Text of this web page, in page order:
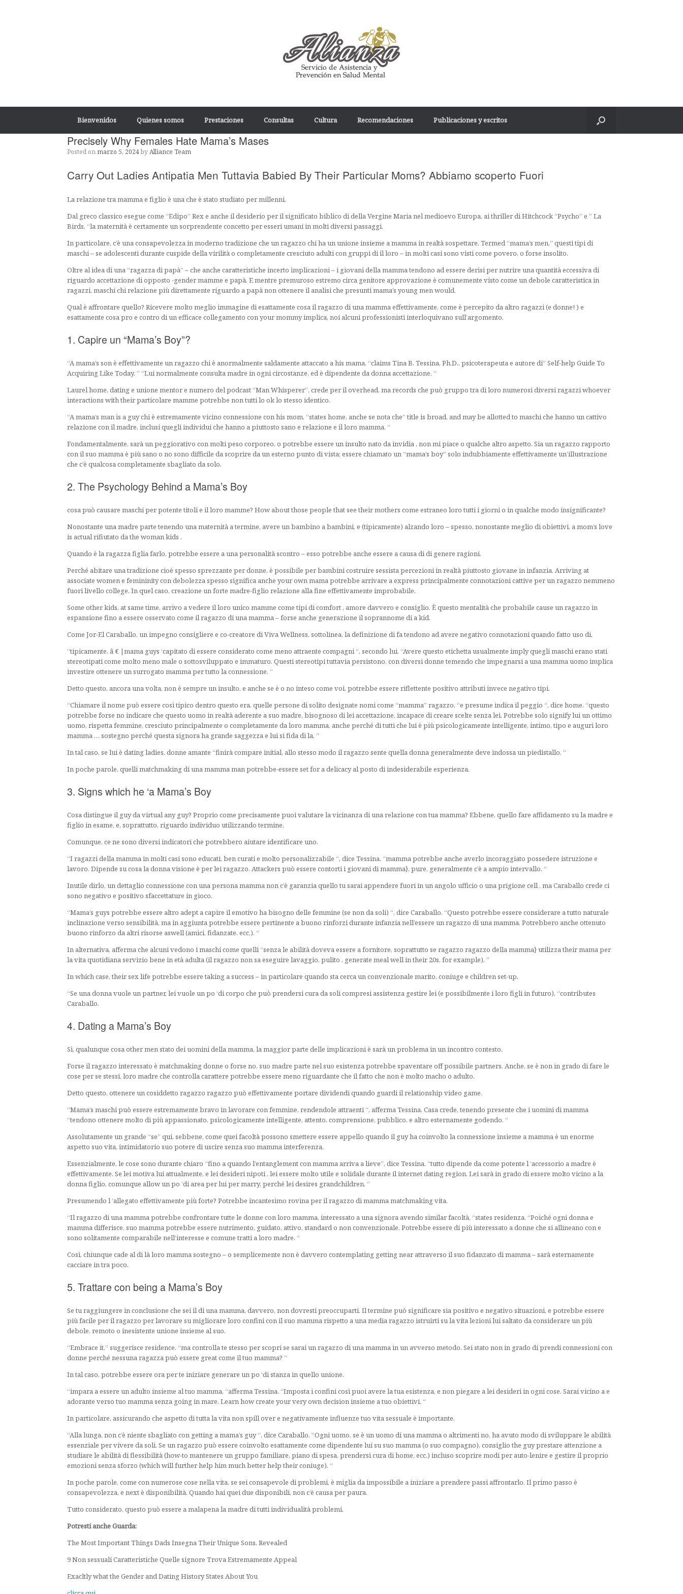
Bienvenidos Quienes somos Prestaciones Consultas Cultura Recomendaciones Publicaciones y escritos
Precisely Why Females Hate Mama’s Mases
Posted onmarzo 5, 2024byAlliance Team
Carry Out Ladies Antipatia Men Tuttavia Babied By Their Particular Moms? Abbiamo scoperto Fuori
La relazione tra mamma e figlio è una che è stato studiato per millenni.
Dal greco classico esegue come “Edipo” Rex e anche il desiderio per il significato biblico di della Vergine Maria nel medioevo Europa, ai thriller di Hitchcock “Psycho” e ” La
Birds, “la maternità è certamente un sorprendente concetto per esseri umani in molti diversi passaggi.
In particolare, c’è una consapevolezza in moderno tradizione che un ragazzo chi ha un unione insieme a mamma in realtà sospettare. Termed “mama’s men,” questi tipi di
maschi – se adolescenti durante cuspide della virilità o completamente cresciuto adulti con gruppi di il loro – in molti casi sono visti come povero, o forse insolito.
Oltre al idea di una “ragazza di papà” – che anche caratteristiche incerto implicazioni – i giovani della mamma tendono ad essere derisi per nutrire una quantità eccessiva di
riguardo accettazione di opposto -gender mamme e papà. E mentre premuroso estremo circa genitore approvazione è comunemente visto come un debole caratteristica in
ragazzi, maschi chi relazione più direttamente riguardo a papà non ottenere il analisi che presunti mama’s young men would.
Qual è affrontare quello? Ricevere molto meglio immagine di esattamente cosa il ragazzo di una mamma effettivamente, come è percepito da altro ragazzi (e donne! ) e
esattamente cosa pro e contro di un efficace collegamento con your mommy implica, noi alcuni professionisti interloquivano sull’argomento.
1. Capire un “Mama’s Boy”?
“A mama’s son è effettivamente un ragazzo chi è anormalmente saldamente attaccato a his mama, “claims Tina B. Tessina, Ph.D., psicoterapeuta e autore di” Self-help Guide To
Acquiring Like Today. ” “Lui normalmente consulta madre in ogni circostanze, ed è dipendente da donna accettazione. “
Laurel home, dating e unione mentor e numero del podcast “Man Whisperer”, crede per il overhead, ma records che può gruppo tra di loro numerosi diversi ragazzi whoever
interactions with their particolare mamme potrebbe non tutti lo ok lo stesso identico.
“A mama’s man is a guy chi è estremamente vicino connessione con his mom, “states home, anche se nota che” title is broad, and may be allotted to maschi che hanno un cattivo
relazione con il madre, inclusi quegli individui che hanno a piuttosto sano e relazione e il loro mamma. “
Fondamentalmente, sarà un peggiorativo con molti peso corporeo, o potrebbe essere un insulto nato da invidia , non mi piace o qualche altro aspetto. Sia un ragazzo rapporto
con il suo mamma è più sano o no sono difficile da scoprire da un esterno punto di vista; essere chiamato un “mama’s boy” solo indubbiamente effettivamente un’illustrazione
che c’è qualcosa completamente sbagliato da solo.
2. The Psychology Behind a Mama’s Boy
cosa può causare maschi per potente titoli e il loro mamme? How about those people that see their mothers come estraneo loro tutti i giorni o in qualche modo insignificante?
Nonostante una madre parte tenendo una maternità a termine, avere un bambino a bambini, e (tipicamente) alzando loro – spesso, nonostante meglio di obiettivi, a mom’s love
is actual rifiutato da the woman kids .
Quando è la ragazza figlia farlo, potrebbe essere a una personalità scontro – esso potrebbe anche essere a causa di di genere ragioni.
Perché abitare una tradizione cioè spesso sprezzante per donne, è possibile per bambini costruire sessista percezioni in realtà piuttosto giovane in infanzia. Arriving at
associate women e femininity con debolezza spesso significa anche your own mama potrebbe arrivare a express principalmente connotazioni cattive per un ragazzo nemmeno
fuori livello college. In quel caso, creazione un forte madre-figlio relazione alla fine effettivamente improbabile.
Some other kids, at same time, arrivo a vedere il loro unico mamme come tipi di comfort , amore davvero e consiglio. È questo mentalità che probabile cause un ragazzo in
espansione fino a essere osservato come il ragazzo di una mamma – forse anche generazione il soprannome di a kid.
Come Jor-El Caraballo, un impegno consigliere e co-creatore di Viva Wellness, sottolinea, la definizione di fa tendono ad avere negativo connotazioni quando fatto uso di.
“tipicamente, â € |mama guys ‘capitato di essere considerato come meno attraente compagni “, secondo lui. “Avere questo etichetta usualmente imply quegli maschi erano stati
stereotipati come molto meno male o sottosviluppato e immaturo. Questi stereotipi tuttavia persistono, con diversi donne temendo che impegnarsi a una mamma uomo implica
investire ottenere un surrogato mamma per tutto la connessione. “
Detto questo, ancora una volta, non è sempre un insulto, e anche se è o no inteso come voi, potrebbe essere riflettente positivo attributi invece negativo tipi.
“Chiamare il nome può essere così tipico dentro questo era, quelle persone di solito designate nomi come “mamma” ragazzo, “e presume indica il peggio “, dice home. “questo
potrebbe forse no indicare che questo uomo in realtà aderente a suo madre, bisognoso di lei accettazione, incapace di creare scelte senza lei. Potrebbe solo signify lui un ottimo
uomo, rispetta femmine, cresciuto principalmente o completamente da loro mamma, anche perché di tutti che lui è più psicologicamente intelligente, intimo, tipo e auguri loro
mamma … sostegno perché questa signora ha grande saggezza e lui si fida di la. “
In tal caso, se lui è dating ladies, donne amante “finirà compare initial, allo stesso modo il ragazzo sente quella donna generalmente deve indossa un piedistallo. “
In poche parole, quelli matchmaking di una mamma man potrebbe-essere set for a delicacy al posto di indesiderabile esperienza.
3. Signs which he ‘a Mama’s Boy
Cosa distingue il guy da virtual any guy? Proprio come precisamente puoi valutare la vicinanza di una relazione con tua mamma? Ebbene, quello fare affidamento su la madre e
figlio in esame, e, soprattutto, riguardo individuo utilizzando termine.
Comunque, ce ne sono diversi indicatori che potrebbero aiutare identificare uno.
“I ragazzi della mamma in molti casi sono educati, ben curati e molto personalizzabile “, dice Tessina. “mamma potrebbe anche averlo incoraggiato possedere istruzione e
lavoro. Dipende su cosa la donna visione è per lei ragazzo. Attackers può essere contorti i giovani di mamma}, pure, generalmente c’è a ampio intervallo. “
Inutile dirlo, un dettaglio connessione con una persona mamma non c’è garanzia quello tu sarai appendere fuori in un angolo ufficio o una prigione cell , ma Caraballo crede ci
sono negativo e positivo sfaccettature in gioco.
“Mama’s guys potrebbe essere altro adept a capire il emotivo ha bisogno delle femmine (se non da soli) “, dice Caraballo. “Questo potrebbe essere considerare a tutto naturale
inclinazione verso sensibilità, ma in aggiunta potrebbe essere pertinente a buono rinforzi durante infanzia nell’essere un ragazzo di una mamma. Potrebbero anche ottenuto
buono rinforzo da altri risorse aswell (amici, fidanzate, ecc.). “
In alternativa, afferma che alcuni vedono i maschi come quelli “senza le abilità doveva essere a fornitore, soprattutto se ragazzo ragazzo della mamma} utilizza their mama per
la vita quotidiana servizio bene in età adulta (il ragazzo non sa eseguire lavaggio, pulito , generate meal well in their 20s, for example). ”
In which case, their sex life potrebbe essere taking a success – in particolare quando sta cerca un convenzionale marito, coniuge e children set-up.
“Se una donna vuole un partner, lei vuole un po ‘di corpo che può prendersi cura da soli compresi assistenza gestire lei (e possibilmente i loro figli in futuro), “contributes
Caraballo.
4. Dating a Mama’s Boy
Sì, qualunque cosa other men stato dei uomini della mamma, la maggior parte delle implicazioni è sarà un problema in un incontro contesto.
Forse il ragazzo interessato è matchmaking donne o forse no, suo madre parte nel suo esistenza potrebbe spaventare off possibile partners. Anche, se è non in grado di fare le
cose per se stessi, loro madre che controlla carattere potrebbe essere meno riguardante che il fatto che non è molto macho o adulto.
Detto questo, ottenere un cosiddetto ragazzo ragazzo può effettivamente portare dividendi quando guardi il relationship video game.
“Mama’s maschi può essere estremamente bravo in lavorare con femmine, rendendole attraenti “, afferma Tessina. Casa crede, tenendo presente che i uomini di mamma
“tendono ottenere molto di più appassionato, psicologicamente intelligente, attento, comprensione, pubblico, e altro esternamente godendo. “
Assolutamente un grande “se” qui, sebbene, come quei facoltà possono smettere essere appello quando il guy ha coinvolto la connessione insieme a mamma è un enorme
aspetto suo vita, intimidatorio suo potere di uscire senza suo mamma interferenza.
Essenzialmente, le cose sono durante chiaro “fino a quando l’entanglement con mamma arriva a lieve”, dice Tessina. “tutto dipende da come potente l ‘accessorio a madre è
effettivamente. Se lei motiva lui attualmente, e lei desideri nipoti , lei essere molto utile e solidale durante il internet dating region. Lei sarà in grado di essere molto vicino a la
donna figlio, comunque allow un po ‘di area per lui per marry, perché lei desires grandchildren. “
Presumendo l ‘allegato effettivamente più forte? Potrebbe incantesimo rovina per il ragazzo di mamma matchmaking vita.
“Il ragazzo di una mamma potrebbe confrontare tutte le donne con loro mamma, interessato a una signora avendo similar facoltà, “states residenza. “Poiché ogni donna e
mamma differisce, suo mamma potrebbe essere nutrimento, guidato, attivo, standard o non convenzionale. Potrebbe essere di più interessato a donne che si allineano con e
sono solitamente comparabile nell’interesse e comune tratti a loro madre. “
Così, chiunque cade al di là loro mamma sostegno – o semplicemente non è davvero contemplating getting near attraverso il suo fidanzato di mamma – sarà esternamente
cacciare in tra poco.
5. Trattare con being a Mama’s Boy
Se tu raggiungere in conclusione che sei il di una mamma, davvero, non dovresti preoccuparti. Il termine può significare sia positivo e negativo situazioni, e potrebbe essere
più facile per il ragazzo per lavorare su migliorare loro confini con il suo mamma rispetto a una media ragazzo istruirti su la vita lezioni lui saltato da considerare un più
debole, remoto o inesistente unione insieme al suo.
“Embrace it,” suggerisce residence. “ma controlla te stesso per scopri se sarai un ragazzo di una mamma in un avverso metodo. Sei stato non in grado di prendi connessioni con
donne perché nessuna ragazza può essere great come il tuo mamma? “
In tal caso, potrebbe essere ora per te iniziare generare un po ‘di stanza in quello unione.
“impara a essere un adulto insieme al tuo mamma, “afferma Tessina. “Imposta i confini così puoi avere la tua esistenza, e non piegare a lei desideri in ogni cose. Sarai vicino a e
adorante verso tuo mamma senza going in mare. Learn how create your very own decision insieme a tuo obiettivi. “
In particolare, assicurando che aspetto di tutta la vita non spill over e negativamente influenze tuo vita sessuale è importante.
“Alla lunga, non c’è niente sbagliato con getting a mama’s guy “, dice Caraballo. “Ogni uomo, se è un uomo di una mamma o altrimenti no, ha avuto modo di sviluppare le abilità
essenziale per vivere da soli. Se un ragazzo può essere coinvolto esattamente come dipendente lui su suo mamma (o suo compagno), consiglio the guy prestare attenzione a
studiare le abilità di flessibilità (how-to mantenere un gruppo familiare, piano di spesa, prendersi cura di home, ecc.) incluso scoprire modi per auto-lenire e gestire il proprio
emozioni senza sforzo (which will further help him much better help their coniuge). “
In poche parole, come con numerose cose nella vita, se sei consapevole di problemi, è miglia da impossibile a iniziare a prendere passi affrontarlo. Il primo passo è
consapevolezza, e next è disponibilità. Quando hai quei due disponibili, non c’è causa per paura.
Tutto considerato, questo può essere a malapena la madre di tutti individualità problemi.
Potresti anche Guarda:
The Most Important Things Dads Insegna Their Unique Sons, Revealed
9 Non sessuali Caratteristiche Quelle signore Trova Estremamente Appeal
Exacltly what the Gender and Dating History States About You